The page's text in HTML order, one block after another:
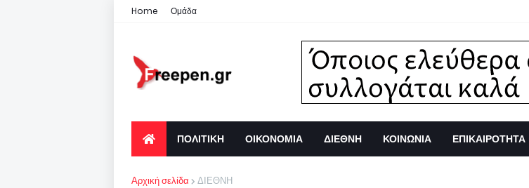
Home Ομάδα
ΠΟΛΙΤΙΚΗ ΟΙΚΟΝΟΜΙΑ ΔΙΕΘΝΗ ΚΟΙΝΩΝΙΑ ΕΠΙΚΑΙΡΟΤΗΤΑ
Αρχική σελίδα ΔΙΕΘΝΗ